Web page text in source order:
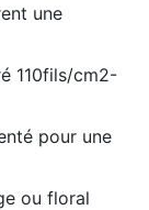
une
110fils/cm2-
pour une
ou floral